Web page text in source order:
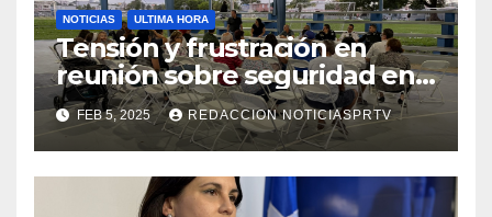
NOTICIAS ULTIMA HORA
Tensión y frustración en
reunión sobre seguridad en
Reparto Metropolitano
FEB 5, 2025 REDACCION NOTICIASPRTV